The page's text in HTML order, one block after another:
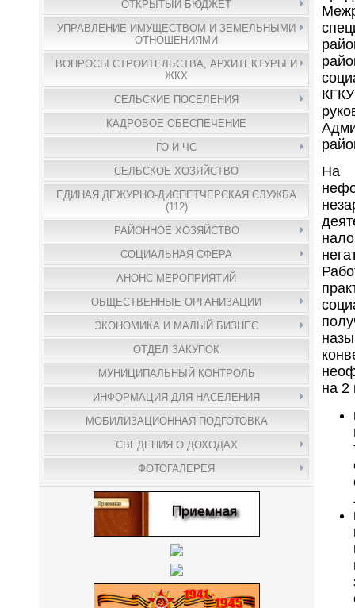
ОТКРЫТЫЙ БЮДЖЕТ
УПРАВЛЕНИЕ ИМУЩЕСТВОМ И ЗЕМЕЛЬНЫМИ
ОТНОШЕНИЯМИ
ВОПРОСЫ СТРОИТЕЛЬСТВА, АРХИТЕКТУРЫ И
ЖКХ
СЕЛЬСКИЕ ПОСЕЛЕНИЯ
КАДРОВОЕ ОБЕСПЕЧЕНИЕ
ГО И ЧС
СЕЛЬСКОЕ ХОЗЯЙСТВО
ЕДИНАЯ ДЕЖУРНО-ДИСПЕТЧЕРСКАЯ СЛУЖБА
(112)
РАЙОННОЕ ХОЗЯЙСТВО
СОЦИАЛЬНАЯ СФЕРА
АНОНС МЕРОПРИЯТИЙ
ОБЩЕСТВЕННЫЕ ОРГАНИЗАЦИИ
ЭКОНОМИКА И МАЛЫЙ БИЗНЕС
ОТДЕЛ ЗАКУПОК
МУНИЦИПАЛЬНЫЙ КОНТРОЛЬ
ИНФОРМАЦИЯ ДЛЯ НАСЕЛЕНИЯ
МОБИЛИЗАЦИОННАЯ ПОДГОТОВКА
СВЕДЕНИЯ О ДОХОДАХ
ФОТОГАЛЕРЕЯ
На
на 2